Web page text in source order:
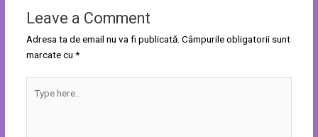
Leave a Comment
Adresa ta de email nu va fi publicată. Câmpurile obligatorii sunt
marcate cu *
here..